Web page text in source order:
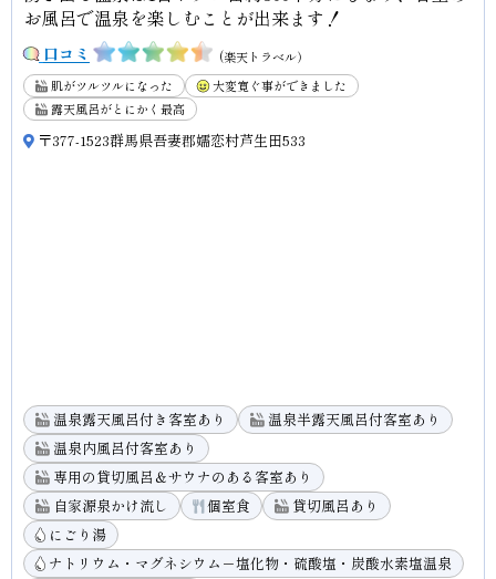
お風呂で温泉を楽しむことが出来ます！
口コミ
(楽天トラベル）
肌がツルツルになった
大変寛ぐ事ができました
露天風呂がとにかく最高
〒377-1523群馬県吾妻郡嬬恋村芦生田533
温泉露天風呂付き客室あり
温泉半露天風呂付客室あり
温泉内風呂付客室あり
専用の貸切風呂＆サウナのある客室あり
自家源泉かけ流し
個室食
貸切風呂あり
にごり湯
ナトリウム・マグネシウム－塩化物・硫酸塩・炭酸水素塩温泉